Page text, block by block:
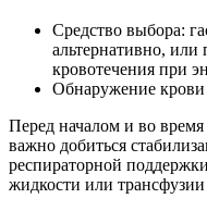
Средство выбора:
альтернативно, или
кровотечения при
Обнаружение крови
Перед началом и во
важно добиться
респираторной
жидкости или